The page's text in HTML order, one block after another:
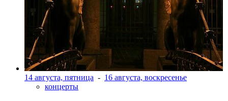
14 августа, пятница - 16 августа, воскресенье
концерты